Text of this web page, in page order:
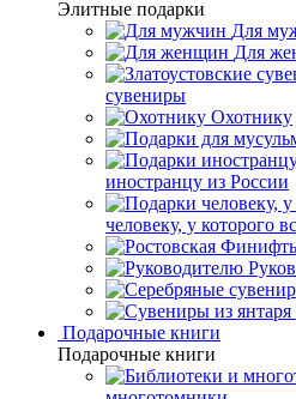
Элитные подарки
Для
Для
сувениры
Охотнику
иностранцу из России
человеку, у которого
Подарочные книги
Подарочные книги